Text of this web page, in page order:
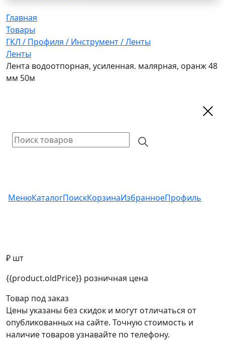
Главная
Товары
ГКЛ / Профиля / Инструмент / Ленты
Ленты
Лента водоотпорная, усиленная. малярная, оранж 48
мм 50м
МенюКаталогПоискКорзинаИзбранноеПрофиль
₽ шт
{{product.oldPrice}} розничная цена
Товар под заказ
Цены указаны без скидок и могут отличаться от
опубликованных на сайте. Точную стоимость и
наличие товаров узнавайте по телефону.